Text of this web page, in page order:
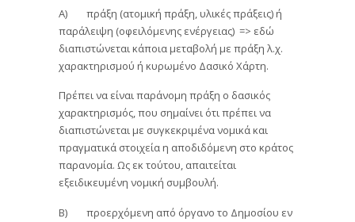
Α) πράξη (ατομική πράξη, υλικές πράξεις) ή
παράλειψη (οφειλόμενης ενέργειας) => εδώ
διαπιστώνεται κάποια μεταβολή με πράξη λ.χ.
χαρακτηρισμού ή κυρωμένο Δασικό Χάρτη.
Πρέπει να είναι παράνομη πράξη ο δασικός
χαρακτηρισμός, που σημαίνει ότι πρέπει να
διαπιστώνεται με συγκεκριμένα νομικά και
πραγματικά στοιχεία η αποδιδόμενη στο κράτος
παρανομία. Ως εκ τούτου, απαιτείται
εξειδικευμένη νομική συμβουλή.
Β) προερχόμενη από όργανο το Δημοσίου εν